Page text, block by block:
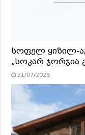
სოფელ ყიზილ-
„სოკარ ჯორჯია
31/07/2026